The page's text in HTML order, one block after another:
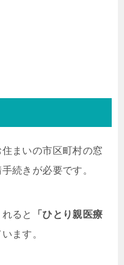
まいの市区町村の窓
続きが必要です。
ると
「ひとり親医療
ます。